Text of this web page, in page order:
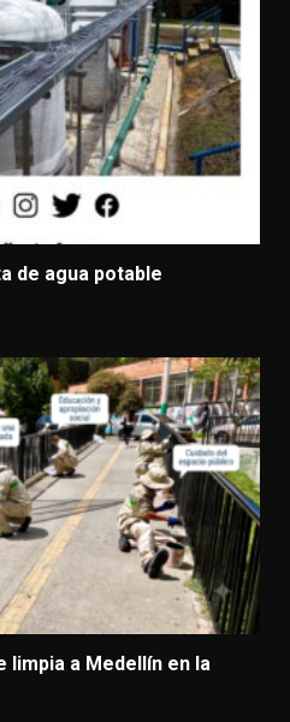
de agua potable
limpia a Medellín en la